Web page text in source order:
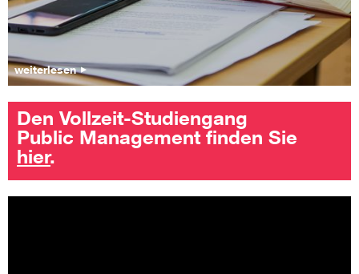
weiterlesen
Den Vollzeit-Studiengang
Public Management finden Sie
hier.